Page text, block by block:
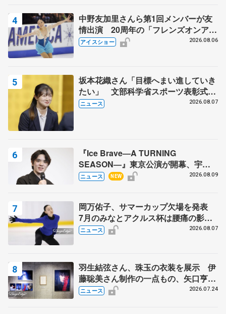
中野友加里さんら第1回メンバーが友
情出演 20周年の「フレンズオンアイ
ス」 宮本賢二さん、有川梨絵さん、
アイスショー 2026.08.06
坂本花織さん「目標へまい進していき
たい」 文部科学省スポーツ表彰式で
代表謝辞
ニュース 2026.08.07
『Ice Brave―A TURNING
SEASON―』東京公演が開幕、宇野
昌磨の『Ice Brave』にかける思いを
ニュース NEW 2026.08.09
岡万佑子、サマーカップ欠場を発表
7月のみなとアクルス杯は腰痛の影響
で
ニュース 2026.08.07
羽生結弦さん、珠玉の衣装を展示 伊
藤聡美さん制作の一点もの、矢口亨さ
んが撮影
ニュース 2026.07.24